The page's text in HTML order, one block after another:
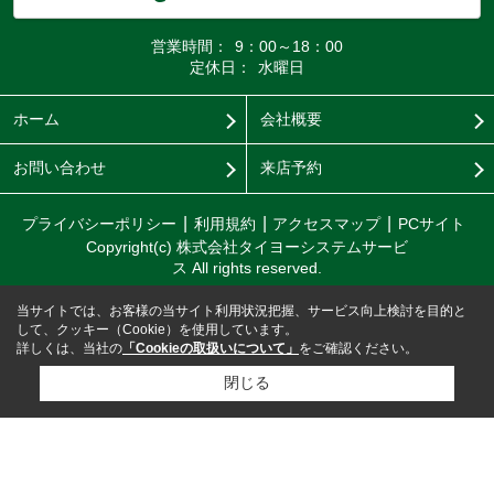
営業時間：
9：00～18：00
定休日：
水曜日
ホーム 会社概要
お問い合わせ 来店予約
プライバシーポリシー 利用規約 アクセスマップ
PCサイト
Copyright(c) 株式会社タイヨーシステムサービ
ス All rights reserved.
当サイトでは、お客様の当サイト利用状況把握、サービス向上検討を目的と
して、クッキー（Cookie）を使用しています。
詳しくは、当社の 「Cookieの取扱いについて」 をご確認ください。
閉じる